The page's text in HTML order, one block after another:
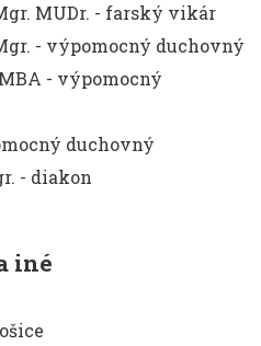
MUDr. - farský vikár
- výpomocný duchovný
- výpomocný
duchovný
- diakon
iné